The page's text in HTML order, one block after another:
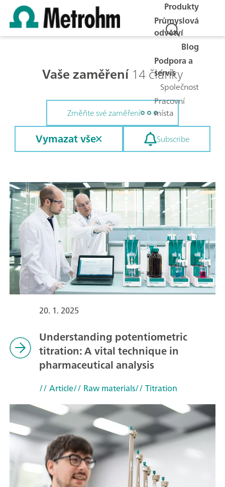
Produkty
Průmyslová
odvětví
Blog
Podpora a
servis
Společnost
Pracovní
místa
Vaše zaměření14 články
Změňte své zaměření
Vymazat vše Subscribe
20. 1. 2025
Understanding potentiometric
titration: A vital technique in
pharmaceutical analysis
// Article// Raw materials// Titration